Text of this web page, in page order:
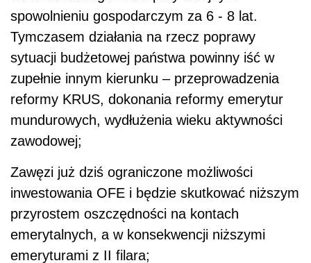
spowolnieniu gospodarczym za 6 - 8 lat.
Tymczasem działania na rzecz poprawy
sytuacji budżetowej państwa powinny iść w
zupełnie innym kierunku – przeprowadzenia
reformy KRUS, dokonania reformy emerytur
mundurowych, wydłużenia wieku aktywności
zawodowej;
Zawęzi już dziś ograniczone możliwości
inwestowania OFE i będzie skutkować niższym
przyrostem oszczędności na kontach
emerytalnych, a w konsekwencji niższymi
emeryturami z II filara;